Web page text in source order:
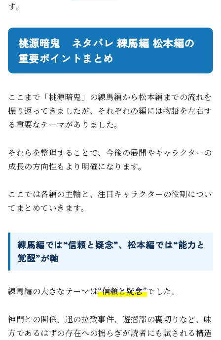
す。
桃源暗鬼 ネタバレ 練馬編 松本編の
重要ポイントまとめ
ここまで「桃源暗鬼」の練馬編から松本編までの流れを
振り返ってきましたが、それぞれの編には物語を左右す
る重要なテーマがありました。
それらを整理することで、今後の展開やキャラクターの
成長の方向性もより明確になります。
ここでは各編の主軸と、注目キャラクターの役割につい
てまとめていきます。
練馬編では“信頼と疑念”、松本編では“能力と
覚醒”が軸
練馬編の大きなテーマは“信頼と疑念”でした。
神門との関係、迅の拉致事件、遊摺部の裏切りなど、味
方であるはずの存在への揺らぎが読者にも試される構造